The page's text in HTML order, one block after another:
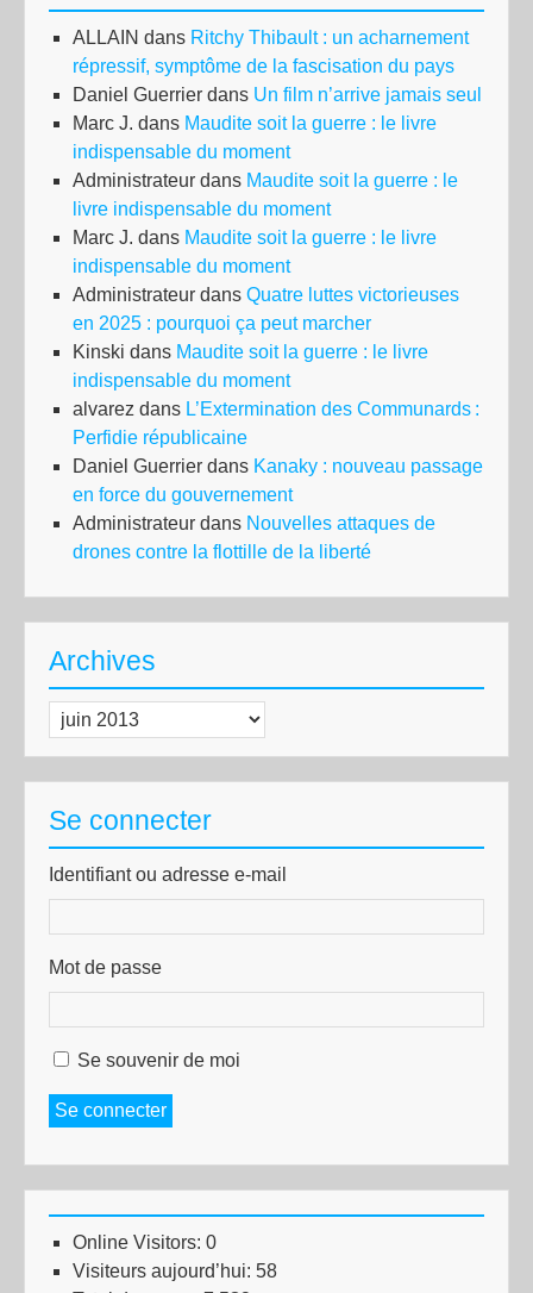
ALLAIN dans Ritchy Thibault : un acharnement
répressif, symptôme de la fascisation du pays
Daniel Guerrier dans Un film n’arrive jamais seul
Marc J. dans Maudite soit la guerre : le livre
indispensable du moment
Administrateur dans Maudite soit la guerre : le
livre indispensable du moment
Marc J. dans Maudite soit la guerre : le livre
indispensable du moment
Administrateur dans Quatre luttes victorieuses
en 2025 : pourquoi ça peut marcher
Kinski dans Maudite soit la guerre : le livre
indispensable du moment
alvarez dans L’Extermination des Communards :
Perfidie républicaine
Daniel Guerrier dans Kanaky : nouveau passage
en force du gouvernement
Administrateur dans Nouvelles attaques de
drones contre la flottille de la liberté
Archives
Archives
Se connecter
Identifiant ou adresse e-mail
Mot de passe
Se souvenir de moi
Se connecter
Online Visitors: 0
Visiteurs aujourd’hui: 58